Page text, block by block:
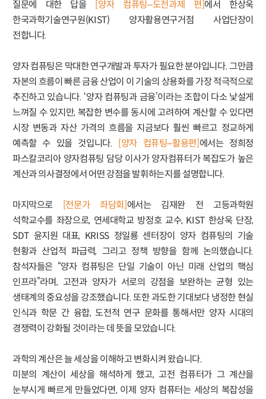
질문에 대한 답을
[양자 컴퓨팅–도전과제 편] 에서 한상욱
한국과학기술연구원(KIST) 양자활용연구거점 사업단장이
전합니다.
양자 컴퓨팅은 막대한 연구개발과 투자가 필요한 분야입니다. 그만큼
자본의 흐름이 빠른 금융 산업이 이 기술의 상용화를 가장 적극적으로
추진하고 있습니다. ‘양자 컴퓨팅과 금융’이라는 조합이 다소 낯설게
느껴질 수 있지만, 복잡한 변수를 동시에 고려하여 계산할 수 있다면
시장 변동과 자산 가격의 흐름을 지금보다 훨씬 빠르고 정교하게
예측할 수 있을 것입니다.
[양자 컴퓨팅–활용편] 에서는 정희정
파스칼코리아 양자컴퓨팅 담당 이사가 양자컴퓨터가 복잡도가 높은
계산과 의사결정에서 어떤 강점을 발휘하는지를 설명합니다.
마지막으로 [전문가 좌담회] 에서는 김재완 전 고등과학원
석학교수를 좌장으로, 연세대학교 방정호 교수, KIST 한상욱 단장,
SDT 윤지원 대표, KRISS 정일룡 센터장이 양자 컴퓨팅의 기술
현황과 산업적 파급력, 그리고 정책 방향을 함께 논의했습니다.
참석자들은 “양자 컴퓨팅은 단일 기술이 아닌 미래 산업의 핵심
인프라”라며, 고전과 양자가 서로의 강점을 보완하는 균형 있는
생태계의 중요성을 강조했습니다. 또한 과도한 기대보다 냉정한 현실
인식과 학문 간 융합, 도전적 연구 문화를 통해서만 양자 시대의
경쟁력이 강화될 것이라는 데 뜻을 모았습니다.
과학의 계산은 늘 세상을 이해하고 변화시켜 왔습니다.
미분의 계산이 세상을 해석하게 했고, 고전 컴퓨터가 그 계산을
눈부시게 빠르게 만들었다면, 이제 양자 컴퓨터는 세상의 복잡성을